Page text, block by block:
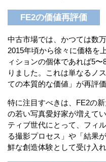
FE2の価値再評価
中古市場では、かつては数
2015年頃から徐々に価格を
ィションの個体であれば5
りました。これは単なるノ
ての本質的な価値」が再評
特に注目すべきは、FE2の
の若い写真愛好家が増えて
ティブ世代にとって、フィ
る撮影プロセス」や「結果
鮮な創造体験として受け入